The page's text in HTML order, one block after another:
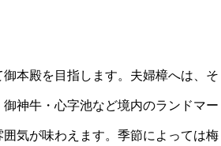
本殿を目指します。夫婦樟へは、そ
神牛・心字池など境内のランドマー
気が味わえます。季節によっては梅